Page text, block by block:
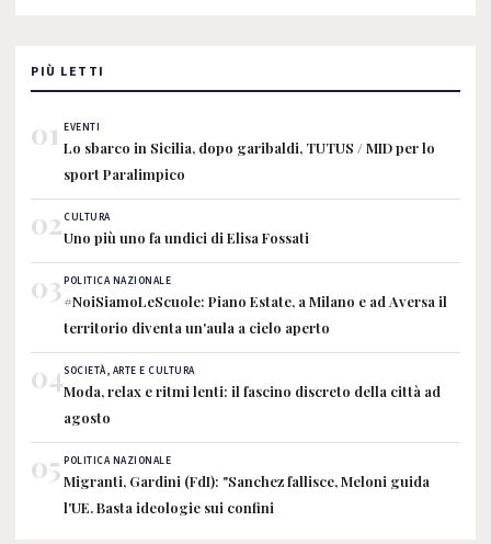
PIÙ LETTI
01 EVENTI
Lo sbarco in Sicilia, dopo garibaldi, TUTUS / MID per lo
sport Paralimpico
02CULTURA
Uno più uno fa undici di Elisa Fossati
03POLITICA NAZIONALE
#NoiSiamoLeScuole: Piano Estate, a Milano e ad Aversa il
territorio diventa un'aula a cielo aperto
04SOCIETÀ, ARTE E CULTURA
Moda, relax e ritmi lenti: il fascino discreto della città ad
agosto
05 POLITICA NAZIONALE
Migranti, Gardini (FdI): "Sanchez fallisce, Meloni guida
l'UE. Basta ideologie sui confini